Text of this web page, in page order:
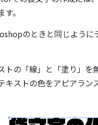
。
のときと同じように
トの「線」と「塗り」を
キストの色をアピアラン